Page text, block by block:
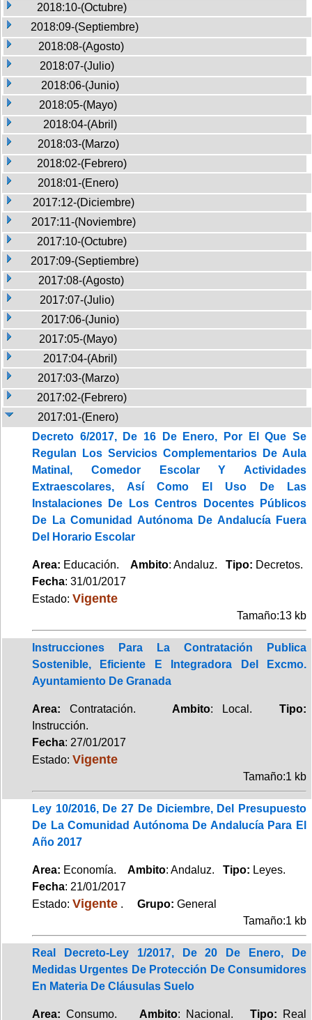
2018:10-(Octubre)
2018:09-(Septiembre)
2018:08-(Agosto)
2018:07-(Julio)
2018:06-(Junio)
2018:05-(Mayo)
2018:04-(Abril)
2018:03-(Marzo)
2018:02-(Febrero)
2018:01-(Enero)
2017:12-(Diciembre)
2017:11-(Noviembre)
2017:10-(Octubre)
2017:09-(Septiembre)
2017:08-(Agosto)
2017:07-(Julio)
2017:06-(Junio)
2017:05-(Mayo)
2017:04-(Abril)
2017:03-(Marzo)
2017:02-(Febrero)
2017:01-(Enero)
Decreto 6/2017, De 16 De Enero, Por El Que Se
Regulan Los Servicios Complementarios De Aula
Matinal, Comedor Escolar Y Actividades
Extraescolares, Así Como El Uso De Las
Instalaciones De Los Centros Docentes Públicos
De La Comunidad Autónoma De Andalucía Fuera
Del Horario Escolar
Area: Educación. Ambito: Andaluz. Tipo: Decretos.
Fecha: 31/01/2017
Estado: Vigente
Tamaño:13 kb
Instrucciones Para La Contratación Publica
Sostenible, Eficiente E Integradora Del Excmo.
Ayuntamiento De Granada
Area: Contratación. Ambito: Local. Tipo:
Instrucción.
Fecha: 27/01/2017
Estado: Vigente
Tamaño:1 kb
Ley 10/2016, De 27 De Diciembre, Del Presupuesto
De La Comunidad Autónoma De Andalucía Para El
Año 2017
Area: Economía. Ambito: Andaluz. Tipo: Leyes.
Fecha: 21/01/2017
Estado: Vigente . Grupo: General
Tamaño:1 kb
Real Decreto-Ley 1/2017, De 20 De Enero, De
Medidas Urgentes De Protección De Consumidores
En Materia De Cláusulas Suelo
Area: Consumo. Ambito: Nacional. Tipo: Real